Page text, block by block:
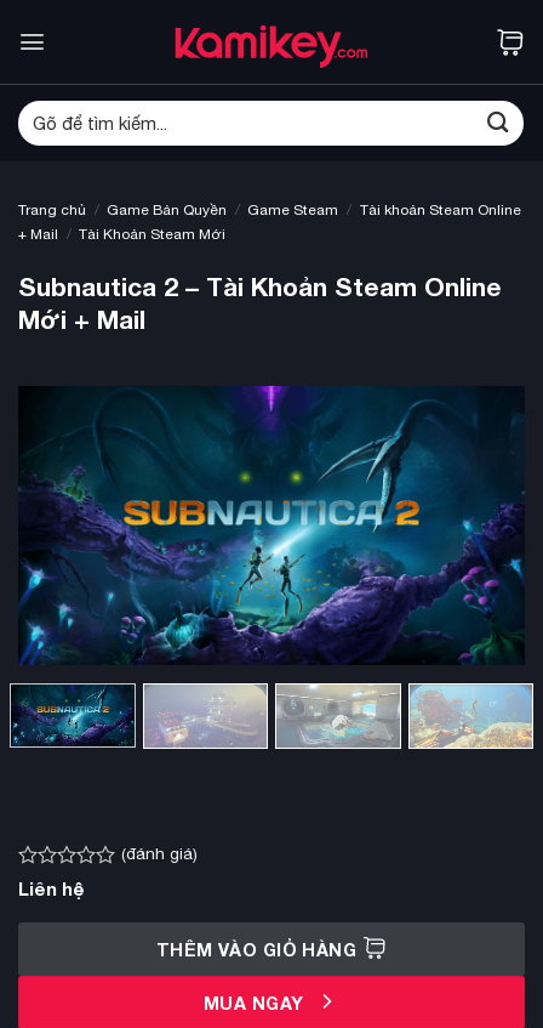
qua
dung
Tìm
kiếm:
Trang chủ / Game Bản Quyền / Game Steam / Tài khoản Steam Online
+ Mail / Tài Khoản Steam Mới
Subnautica 2 – Tài Khoản Steam Online
Mới + Mail
Được
hạng
sao
(đánh giá)
Liên hệ
THÊM VÀO GIỎ HÀNG
MUA NGAY